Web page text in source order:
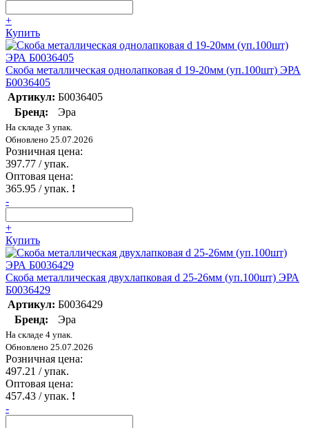
+
Купить
Скоба металлическая однолапковая d 19-20мм (уп.100шт) ЭРА
Б0036405
Артикул: Б0036405
Бренд:
Эра
На складе 3 упак.
Обновлено 25.07.2026
Розничная цена:
397.77 / упак.
Оптовая цена:
365.95 / упак. !
-
+
Купить
Скоба металлическая двухлапковая d 25-26мм (уп.100шт) ЭРА
Б0036429
Артикул: Б0036429
Бренд:
Эра
На складе 4 упак.
Обновлено 25.07.2026
Розничная цена:
497.21 / упак.
Оптовая цена:
457.43 / упак. !
-